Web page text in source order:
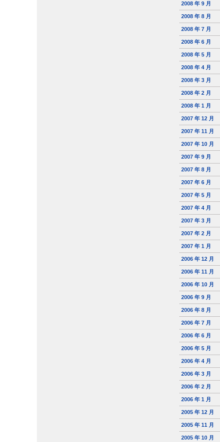
2008 年 9 月
2008 年 8 月
2008 年 7 月
2008 年 6 月
2008 年 5 月
2008 年 4 月
2008 年 3 月
2008 年 2 月
2008 年 1 月
2007 年 12 月
2007 年 11 月
2007 年 10 月
2007 年 9 月
2007 年 8 月
2007 年 6 月
2007 年 5 月
2007 年 4 月
2007 年 3 月
2007 年 2 月
2007 年 1 月
2006 年 12 月
2006 年 11 月
2006 年 10 月
2006 年 9 月
2006 年 8 月
2006 年 7 月
2006 年 6 月
2006 年 5 月
2006 年 4 月
2006 年 3 月
2006 年 2 月
2006 年 1 月
2005 年 12 月
2005 年 11 月
2005 年 10 月